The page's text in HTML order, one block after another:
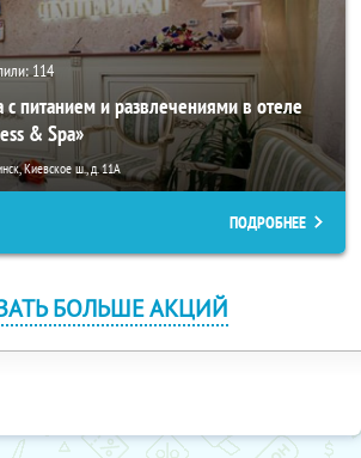
114
питанием и развлечениями в отеле
& Spa»
Киевское ш., д. 11А
ПОДРОБНЕЕ
БОЛЬШЕ АКЦИЙ